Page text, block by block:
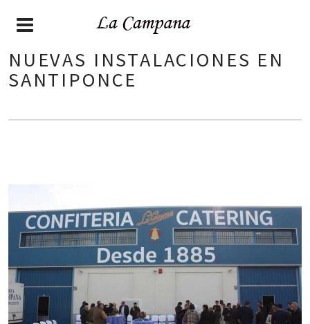
NUEVAS INSTALACIONES EN
SANTIPONCE